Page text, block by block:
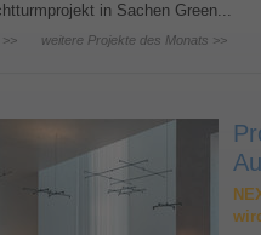
in Sachen Green...
>> weitere Projekte des Monats >>